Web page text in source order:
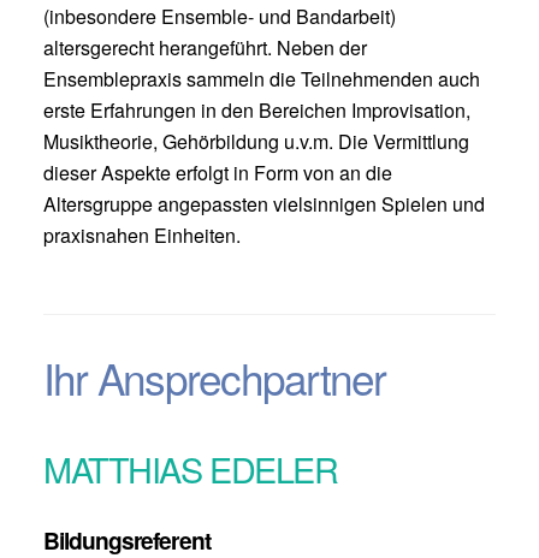
(inbesondere Ensemble- und Bandarbeit)
altersgerecht herangeführt. Neben der
Ensemblepraxis sammeln die Teilnehmenden auch
erste Erfahrungen in den Bereichen Improvisation,
Musiktheorie, Gehörbildung u.v.m. Die Vermittlung
dieser Aspekte erfolgt in Form von an die
Altersgruppe angepassten vielsinnigen Spielen und
praxisnahen Einheiten.
Ihr Ansprechpartner
MATTHIAS EDELER
Bildungsreferent